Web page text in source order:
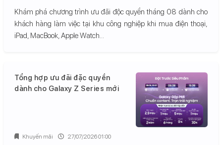
Khám phá chương trình ưu đãi độc quyền tháng 08 dành cho
khách hàng làm việc tại khu công nghiệp khi mua điện thoại,
iPad, MacBook, Apple Watch...
Tổng hợp ưu đãi đặc quyền
dành cho Galaxy Z Series mới
Khuyến mãi 27/07/2026 01:00